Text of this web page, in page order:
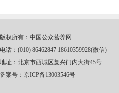
版权所有：中国公众营养网
电话：(010) 86462847 18610359928(微信)
地址：北京市西城区复兴门内大街45号
备案号： 京ICP备13003546号